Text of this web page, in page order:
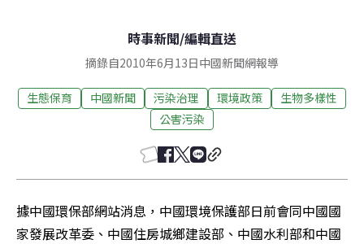
時事新聞/編輯直送
摘錄自2010年6月13日中國新聞網報導
生態保育 中國新聞 污染治理 環境政策
生物多樣性
公害污染
據中國環保部網站消息，中國環境保護部日前會同中國國
家發展改革委、中國住房城鄉建設部、中國水利部和中國